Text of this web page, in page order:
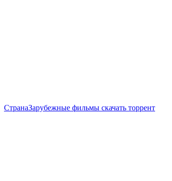
СтранаЗарубежные фильмы скачать торрент